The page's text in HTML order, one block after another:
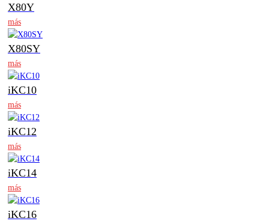
X80Y
más
X80SY
más
iKC10
más
iKC12
más
iKC14
más
iKC16